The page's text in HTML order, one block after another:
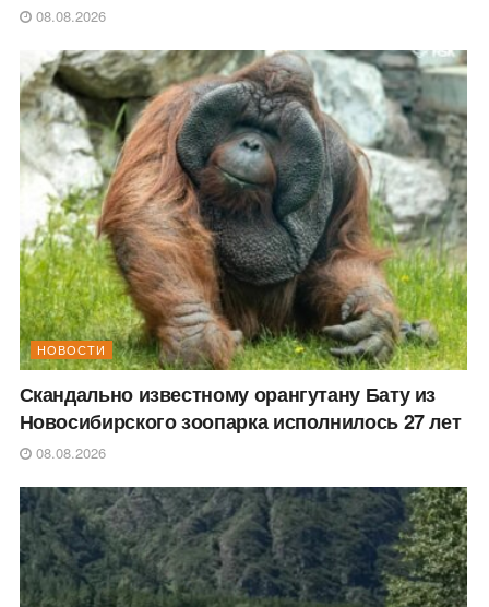
08.08.2026
НОВОСТИ
Скандально известному орангутану Бату из
Новосибирского зоопарка исполнилось 27 лет
08.08.2026